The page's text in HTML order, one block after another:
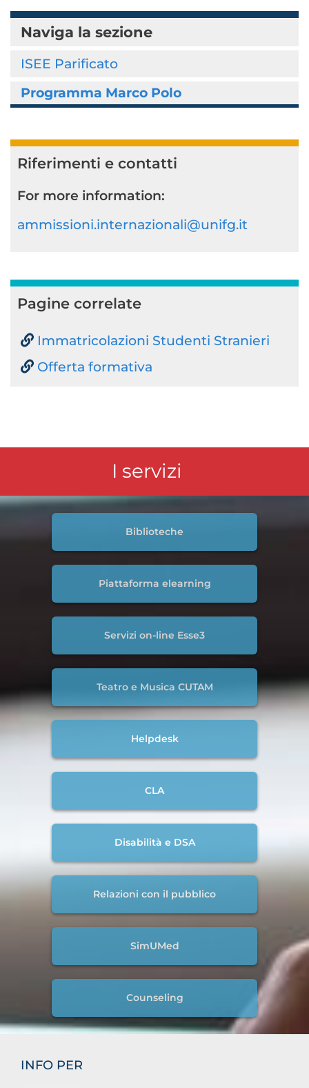
Naviga la sezione
ISEE Parificato
Programma Marco Polo
Riferimenti e contatti
For more information:
ammissioni.internazionali@unifg.it
Pagine correlate
Immatricolazioni Studenti Stranieri
Offerta formativa
I servizi
Biblioteche
Piattaforma elearning
Servizi on-line Esse3
Teatro e Musica CUTAM
Helpdesk
CLA
Disabilità e DSA
Relazioni con il pubblico
SimUMed
Counseling
INFO PER